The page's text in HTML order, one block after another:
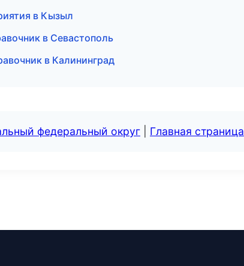
в Кызыл
в Севастополь
в Калининград
федеральный округ Главная страница